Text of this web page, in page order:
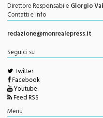
Autorizzazione del Tribunale di
Direttore ResponsabileGiorgio
Contatti e info
redazione@monrealepress.it
Seguici su
Twitter
Facebook
Youtube
Feed RSS